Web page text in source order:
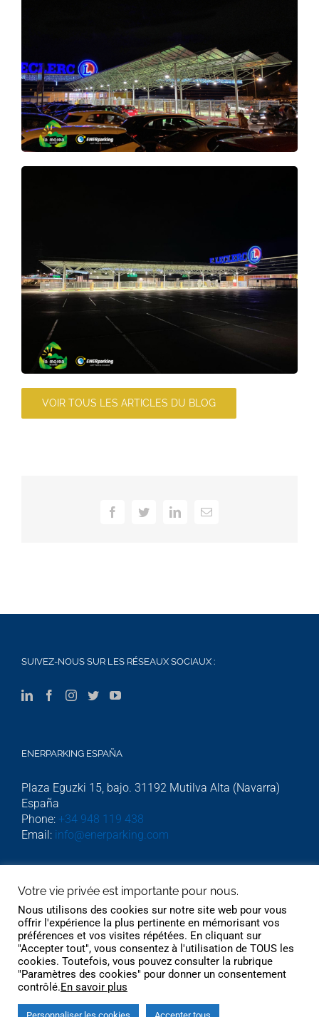
VOIR TOUS LES ARTICLES DU BLOG
FacebookTwitterLinkedInEmail
SUIVEZ-NOUS SUR LES RÉSEAUX SOCIAUX :
ENERPARKING ESPAÑA
Plaza Eguzki 15, bajo. 31192 Mutilva Alta (Navarra)
España
Phone: +34 948 119 438
Email: info@enerparking.com
ENERPARKING HOLLAND
Beekstraat 54. Cwartier kamer 308. Weert 6001GJ.
Phone:06 232 745 51
Votre vie privée est importante pour nous.
Nous utilisons des cookies sur notre site web pour vous
offrir l'expérience la plus pertinente en mémorisant vos
préférences et vos visites répétées. En cliquant sur
"Accepter tout", vous consentez à l'utilisation de TOUS les
cookies. Toutefois, vous pouvez consulter la rubrique
"Paramètres des cookies" pour donner un consentement
contrôlé.En savoir plus